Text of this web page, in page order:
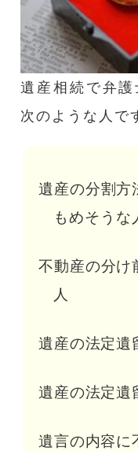
遺産相続で弁
次のような人で
遺産の分割方
もめそうな
不動産の分け
人
遺産の法定遺
遺産の法定遺
遺言の内容に